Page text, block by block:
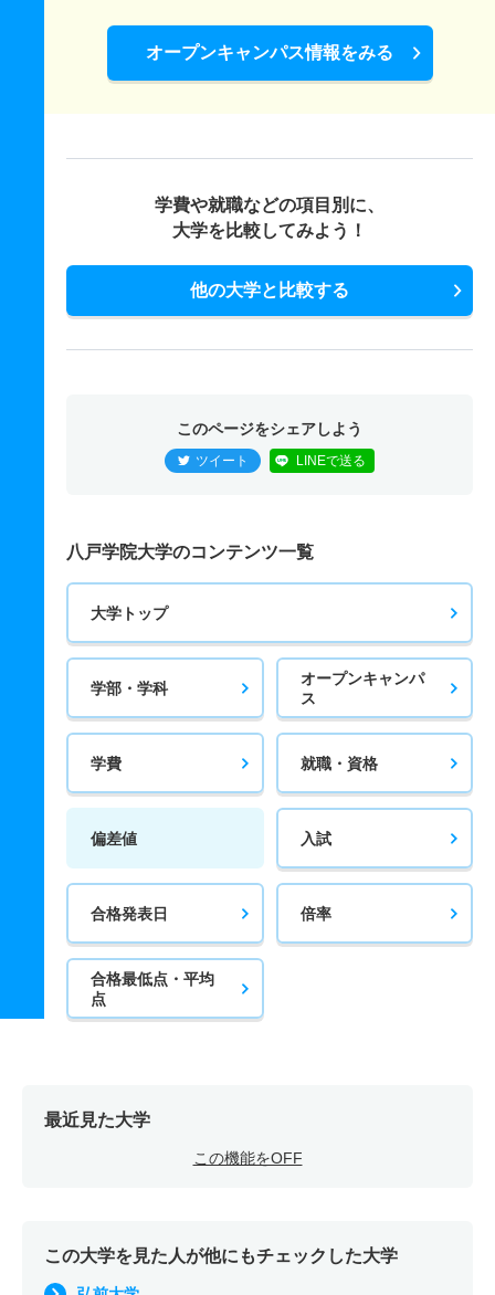
オープンキャンパス情報をみる
学費や就職などの項目別に、
大学を比較してみよう！
他の大学と比較する
このページをシェアしよう
ツイート LINEで送る
八戸学院大学のコンテンツ一覧
大学トップ
学部・学科
オープンキャンパ
ス
学費 就職・資格
偏差値 入試
合格発表日 倍率
合格最低点・平均
点
最近見た大学
この機能をOFF
この大学を見た人が他にもチェックした大学